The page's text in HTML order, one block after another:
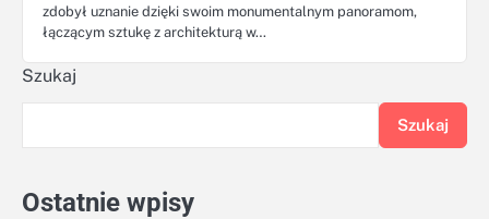
zdobył uznanie dzięki swoim monumentalnym panoramom,
łączącym sztukę z architekturą w…
Szukaj
Szukaj
Ostatnie wpisy